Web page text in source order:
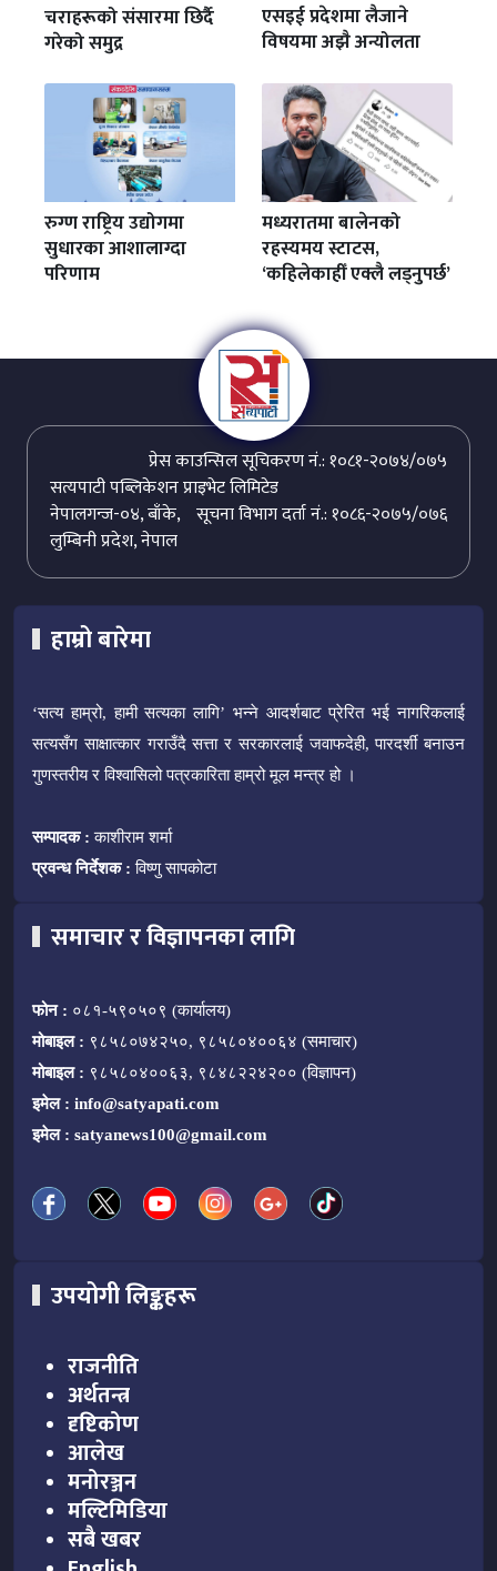
चराहरूको संसारमा छिर्दै
गरेको समुद्र
एसइई प्रदेशमा लैजाने
विषयमा अझै अन्योलता
रुग्ण राष्ट्रिय उद्योगमा
सुधारका आशालाग्दा
परिणाम
मध्यरातमा बालेनको
रहस्यमय स्टाटस,
‘कहिलेकाहीँ एक्लै लड्नुपर्छ’
प्रेस काउन्सिल सूचिकरण नं.: १०८१-२०७४/०७५
सत्यपाटी पब्लिकेशन प्राइभेट लिमिटेड
सूचना विभाग दर्ता नं.: १०८६-२०७५/०७६
नेपालगन्ज-०४, बाँके,
लुम्बिनी प्रदेश, नेपाल
हाम्रो बारेमा
‘सत्य हाम्रो, हामी सत्यका लागि’ भन्ने आदर्शबाट प्रेरित भई नागरिकलाई
सत्यसँग साक्षात्कार गराउँदै सत्ता र सरकारलाई जवाफदेही, पारदर्शी बनाउन
गुणस्तरीय र विश्वासिलो पत्रकारिता हाम्रो मूल मन्त्र हो ।
सम्पादक : काशीराम शर्मा
प्रवन्ध निर्देशक : विष्णु सापकोटा
समाचार र विज्ञापनका लागि
फोन : ०८१-५९०५०९ (कार्यालय)
मोबाइल : ९८५८०७४२५०, ९८५८०४००६४ (समाचार)
मोबाइल : ९८५८०४००६३, ९८४८२२४२०० (विज्ञापन)
इमेल : info@satyapati.com
इमेल : satyanews100@gmail.com
उपयोगी लिङ्कहरू
राजनीति
अर्थतन्त्र
दृष्टिकोण
आलेख
मनोरञ्जन
मल्टिमिडिया
सबै खबर